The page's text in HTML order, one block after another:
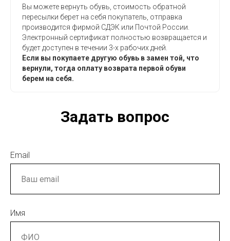
Вы можете вернуть обувь, стоимость обратной
пересылки берет на себя покупатель, отправка
производится фирмой СДЭК или Почтой России.
Электронный сертификат полностью возвращается и
будет доступен в течении 3-х рабочих дней.
Если вы покупаете другую обувь в замен той, что
вернули, тогда оплату возврата первой обуви
берем на себя.
Задать вопрос
Email
Имя